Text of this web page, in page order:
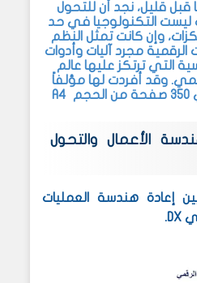
قبل قليل، نجد أن للتحول
التكنولوجيا في حد
وإن كانت تمثل النظم
الرقمية مجرد آليات وأدوات
التي ترتكز عليها عالم
وقد أفردت لها مؤلفاً
A4
الأعمال والتحول
إعادة هندسة العمليات
DX
.